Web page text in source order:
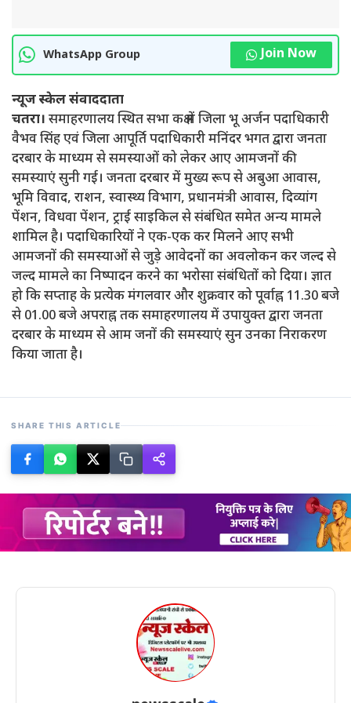
WhatsApp Group Join Now
न्यूज स्केल संवाददाता
चतरा। समाहरणालय स्थित सभा कक्ष में जिला भू अर्जन पदाधिकारी
वैभव सिंह एवं जिला आपूर्ति पदाधिकारी मनिंदर भगत द्वारा जनता
दरबार के माध्यम से समस्याओं को लेकर आए आमजनों की
समस्याएं सुनी गई। जनता दरबार में मुख्य रूप से अबुआ आवास,
भूमि विवाद, राशन, स्वास्थ्य विभाग, प्रधानमंत्री आवास, दिव्यांग
पेंशन, विधवा पेंशन, ट्राई साइकिल से संबंधित समेत अन्य मामले
शामिल है। पदाधिकारियों ने एक-एक कर मिलने आए सभी
आमजनों की समस्याओं से जुड़े आवेदनों का अवलोकन कर जल्द से
जल्द मामले का निष्पादन करने का भरोसा संबंधितों को दिया। ज्ञात
हो कि सप्ताह के प्रत्येक मंगलवार और शुक्रवार को पूर्वाह्न 11.30 बजे
से 01.00 बजे अपराह्न तक समाहरणालय में उपायुक्त द्वारा जनता
दरबार के माध्यम से आम जनों की समस्याएं सुन उनका निराकरण
किया जाता है।
SHARE THIS ARTICLE